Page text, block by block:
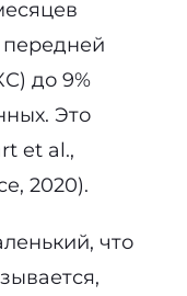
до 9%
Это
et al.,
2020).
что